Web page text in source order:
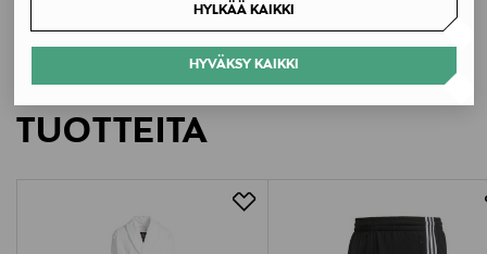
HYLKÄÄ KAIKKI
HYVÄKSY KAIKKI
Ralph Lauren Corporation
CustomerAssistance@RalphLauren.eu
LISÄÄ KIINNOSTAVIA
TUOTTEITA